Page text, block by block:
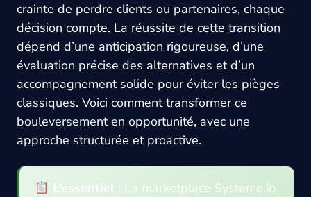
crainte de perdre clients ou partenaires, chaque
décision compte. La réussite de cette transition
dépend d’une anticipation rigoureuse, d’une
évaluation précise des alternatives et d’un
accompagnement solide pour éviter les pièges
classiques. Voici comment transformer ce
bouleversement en opportunité, avec une
approche structurée et proactive.
L’essentiel : La marketplace Systeme.io